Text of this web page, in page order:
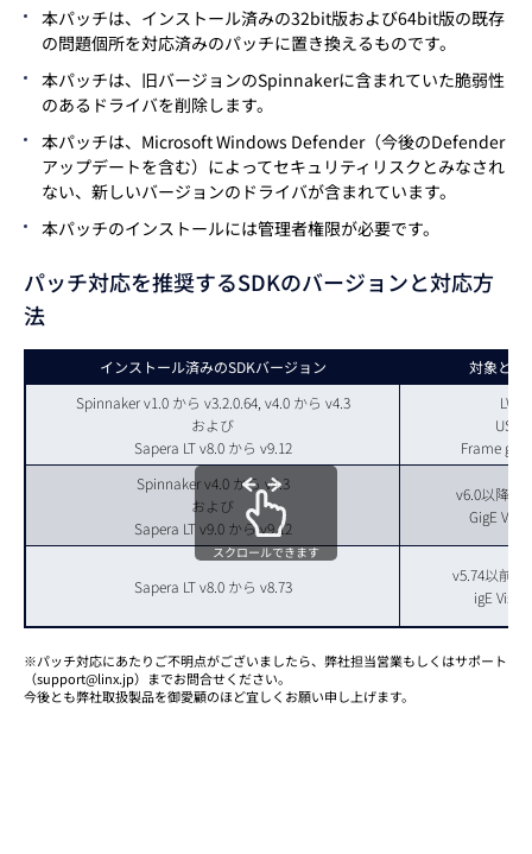
本パッチは、インストール済みの32bit版および64bit版の既存
の問題個所を対応済みのパッチに置き換えるものです。
本パッチは、旧バージョンのSpinnakerに含まれていた脆弱性
のあるドライバを削除します。
本パッチは、Microsoft Windows Defender（今後のDefender
アップデートを含む）によってセキュリティリスクとみなされ
ない、新しいバージョンのドライバが含まれています。
本パッチのインストールには管理者権限が必要です。
パッチ対応を推奨するSDKのバージョンと対応方
法
インストール済みのSDKバージョン
対象とな
Spinnaker v1.0 から v3.2.0.64, v4.0 から v4.3
および
Sapera LT v8.0 から v9.12
LWF
Frame
Spinnaker v4.0 から v4.3
および
Sapera LT v9.0 から v9.12
v6.0以降の
GigE
Sapera LT v8.0 から v8.73
v5.74以前
igE
スクロールできます
※パッチ対応にあたりご不明点がございましたら、弊社担当営業もしくはサポート
（support@linx.jp）までお問合せください。
今後とも弊社取扱製品を御愛顧のほど宜しくお願い申し上げます。